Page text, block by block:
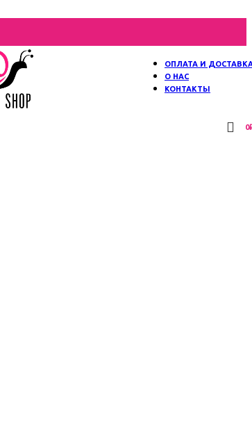
ОПЛАТА И
О НАС
КОНТАКТЫ
0